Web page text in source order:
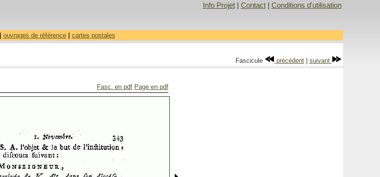
Info Projet| Contact| Conditions d'utilisation
ouvrages de référence| cartes postales
Fascicule précédent| suivant
Fasc. en pdf Page en pdf